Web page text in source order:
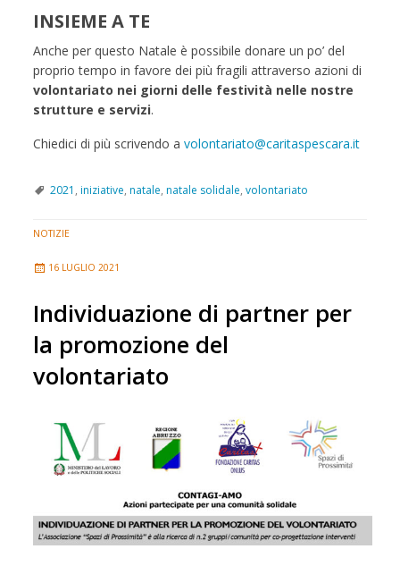
INSIEME A TE
Anche per questo Natale è possibile donare un po’ del
proprio tempo in favore dei più fragili attraverso azioni di
volontariato nei giorni delle festività nelle nostre
strutture e servizi.
Chiedici di più scrivendo avolontariato@caritaspescara.it
2021 ,iniziative,natale,natale solidale,volontariato
NOTIZIE
16 LUGLIO 2021
Individuazione di partner per
la promozione del
volontariato